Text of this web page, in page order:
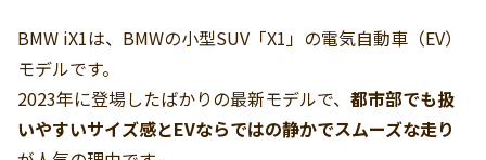
BMW iX1は、BMWの小型SUV「X1」の電気自動車（EV）
モデルです。
2023年に登場したばかりの最新モデルで、 都市部でも扱
いやすいサイズ感とEVならではの静かでスムーズな走り